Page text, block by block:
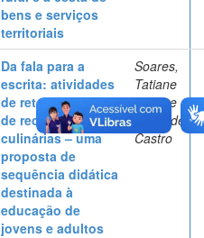
bens e serviços
territoriais
Da fala para a
escrita: atividades
de retextualização
de receitas
culinárias – uma
proposta de
sequência didática
destinada à
educação de
jovens e adultos
Soares,
Tatiane
Kristine
Trindade de
Castro